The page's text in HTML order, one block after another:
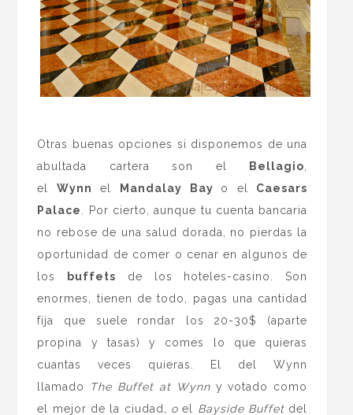
Otras buenas opciones si disponemos de una
abultada cartera son el
Bellagio,
el Wynn el Mandalay Bay o el Caesars
Palace. Por cierto, aunque tu cuenta bancaria
no rebose de una salud dorada, no pierdas la
oportunidad de comer o cenar en algunos de
los
buffets de los hoteles-casino. Son
enormes, tienen de todo, pagas una cantidad
fija que suele rondar los 20-30$ (aparte
propina y tasas) y comes lo que quieras
cuantas veces quieras. El del Wynn
llamado
The Buffet at Wynn y votado como
el mejor de la ciudad, oel Bayside Buffetdel